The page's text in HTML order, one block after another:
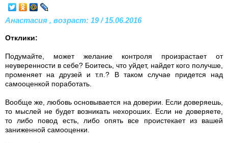
Анастасия , возраст: 19 / 15.06.2016
Отклики:
Подумайте, может желание контроля произрастает от
неуверенности в себе? Боитесь, что уйдет, найдет кого получше,
променяет на друзей и т.п.? В таком случае придется над
самооценкой поработать.
Вообще же, любовь основывается на доверии. Если доверяешь,
то мыслей не будет возникать нехороших. Если не доверяете,
то либо повод есть, либо опять все проистекает из вашей
заниженной самооценки.